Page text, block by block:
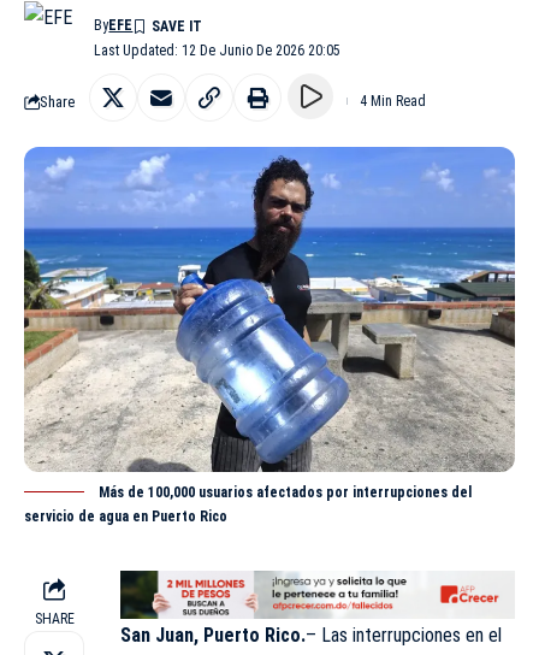
Last Updated: 12 De Junio De 2026 20:05
ByEFE
Share 4 Min Read
Más de 100,000 usuarios afectados por interrupciones del
servicio de agua en Puerto Rico
SHARE
San Juan, Puerto Rico.– Las interrupciones en el